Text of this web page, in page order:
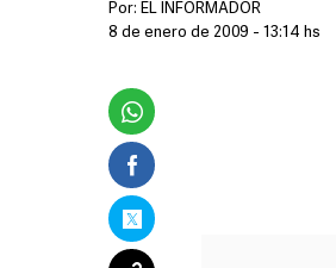
Por: EL INFORMADOR
8 de enero de 2009 - 13:14 hs